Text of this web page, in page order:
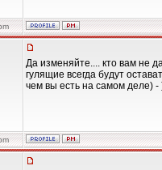
Да изменяйте.... кто вам не
гулящие всегда будут
чем вы есть на самом деле) -